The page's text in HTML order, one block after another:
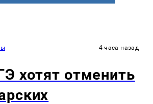
4 часа назад
хотят отменить